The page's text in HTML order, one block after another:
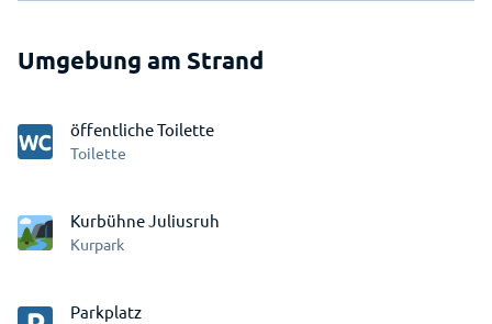
Umgebung am Strand
öffentliche Toilette
Toilette
Kurbühne Juliusruh
Kurpark
Parkplatz